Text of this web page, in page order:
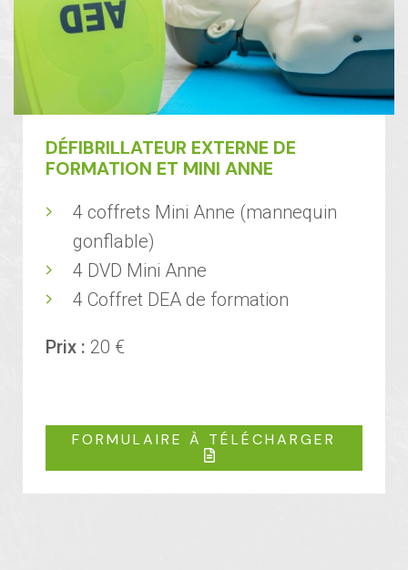
DÉFIBRILLATEUR EXTERNE DE
FORMATION ET MINI ANNE
4 coffrets Mini Anne (mannequin
gonflable)
4 DVD Mini Anne
4 Coffret DEA de formation
Prix : 20 €
FORMULAIRE À TÉLÉCHARGER